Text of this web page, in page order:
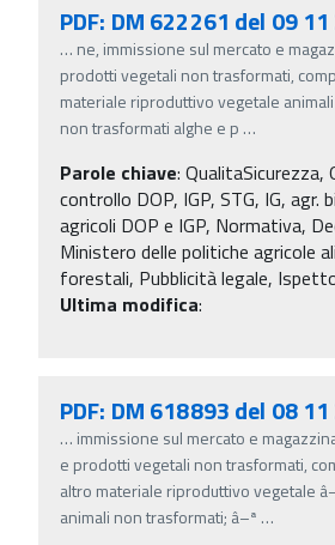
PDF: DM 622261 del 09
… ne, immissione sul mercato e
prodotti vegetali non trasformati,
materiale riproduttivo vegetale
non trasformati alghe e p …
Parole chiave: QualitaSicurezza,
controllo DOP, IGP, STG, IG, agr.
agricoli DOP e IGP, Normativa,
Ministero delle politiche agricole
forestali, Pubblicità legale,
Ultima modifica:
PDF: DM 618893 del 08
… immissione sul mercato e
e prodotti vegetali non trasformati,
altro materiale riproduttivo vegetale
animali non trasformati; â–ª …